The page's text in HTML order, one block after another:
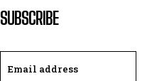
SUBSCRIBE